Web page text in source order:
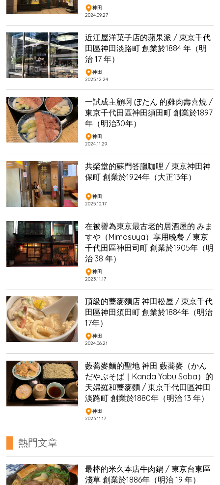
神田
2024.09.27
近江屋洋菓子店的蘋果派 / 東京千代
田區神田淡路町 創業於1884 年（明
治 17 年）
神田
2025.12.24
一試成主顧啊 ぼたん 的雞肉壽喜燒 /
東京千代田區神田須田町 創業於1897
年（明治30年）
神田
2024.11.29
共榮堂的蘇門答臘咖哩 / 東京神田神
保町 創業於1924年（大正13年）
神田
2025.10.17
在被譽為東京最古老的居酒屋的 みま
すや（Mimasuya）享用晚餐 / 東京
千代田區神田司町 創業於1905年（明
治 38 年）
神田
2023.11.17
頂級的蕎麥麵店 神田松屋 / 東京千代
田區神田須田町 創業於1884年（明治
17年）
神田
2024.06.21
藪蕎麥麵的聖地 神田 藪蕎麥（かん
だやぶそば｜Kanda Yabu Soba）的
天婦羅和蕎麥麵 / 東京千代田區神田
淡路町 創業於1880年（明治 13 年）
神田
2023.11.17
熱門文章
最棒的米久本店牛肉鍋 / 東京台東區
淺草 創業於1886年（明治 19 年）